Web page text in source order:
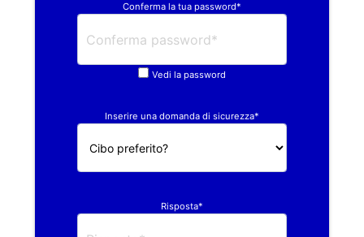
Conferma la tua password*
Vedi la password
Inserire una domanda di sicurezza*
Risposta*